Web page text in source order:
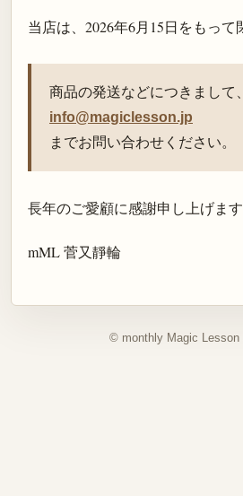
当店は、 2026年6月15日をもって
商品の発送などにつきまして
info@magiclesson.jp
までお問い合わせください。
長年のご愛顧に感謝申し上げます
mML 菅又靜輪
© monthly Magic Lesson